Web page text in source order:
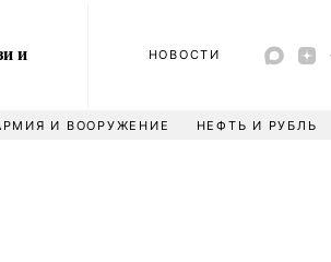
и
НОВОСТИ
И ВООРУЖЕНИЕ НЕФТЬ И РУБЛЬ